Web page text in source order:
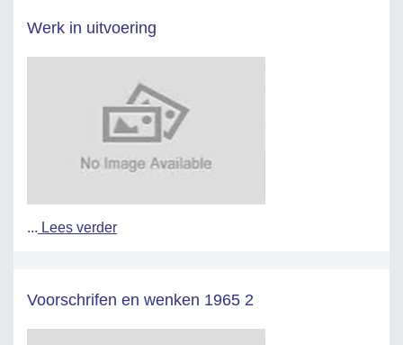
Werk in uitvoering
... Lees verder
Voorschrifen en wenken 1965 2